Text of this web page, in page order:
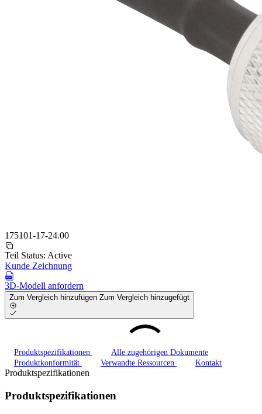
175101-17-24.00
Teil Status: Active
Kunde Zeichnung
3D-Modell anfordern
Zum Vergleich hinzufügen Zum Vergleich hinzugefügt
Produktspezifikationen
Alle zugehörigen Dokumente
Produktkonformität
Verwandte Ressourcen Kontakt
Produktspezifikationen
Produktspezifikationen